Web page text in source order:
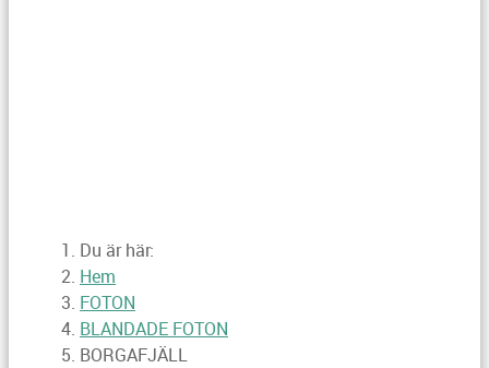
Du är här:
Hem
FOTON
BLANDADE FOTON
BORGAFJÄLL